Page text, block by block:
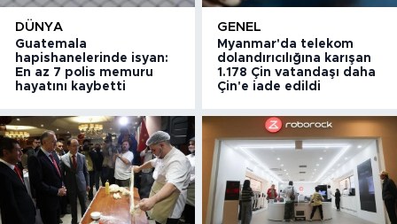
DÜNYA
Guatemala
hapishanelerinde isyan:
En az 7 polis memuru
hayatını kaybetti
GENEL
Myanmar'da telekom
dolandırıcılığına karışan
1.178 Çin vatandaşı daha
Çin'e iade edildi